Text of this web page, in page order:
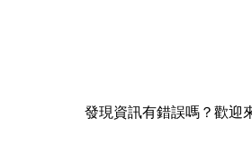
發現資訊有錯誤嗎？歡迎